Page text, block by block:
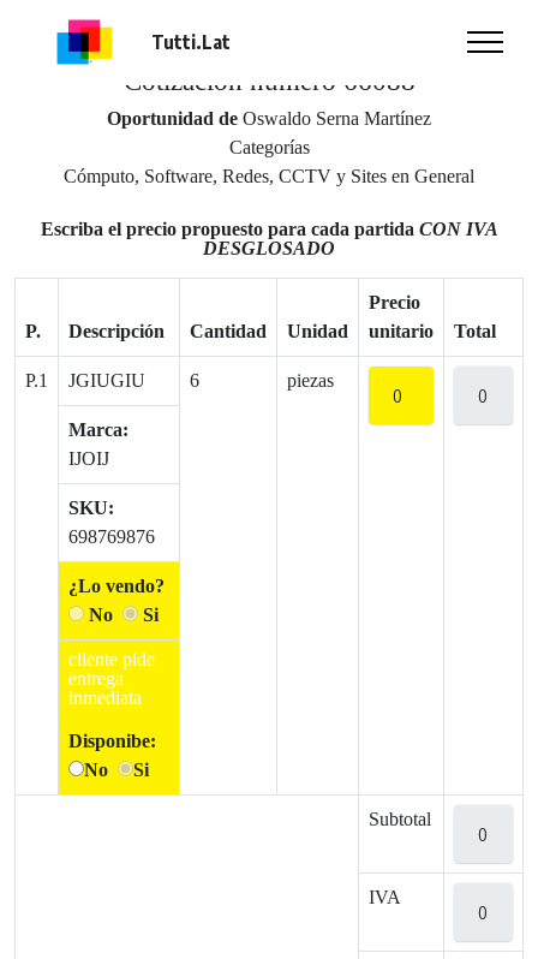
Tutti.Lat
Cotización número 66088
Oportunidad de Oswaldo Serna Martínez
Categorías
Cómputo, Software, Redes, CCTV y Sites en General
Escriba el precio propuesto para cada partida CON IVA
DESGLOSADO
P. Descripción Cantidad Unidad
Precio
unitario
Total
P.1 JGIUGIU 6 piezas
Marca:
IJOIJ
SKU:
698769876
¿Lo vendo?
No
Si
cliente pide
entrega
inmediata
Disponibe:
No
Si
Subtotal
IVA